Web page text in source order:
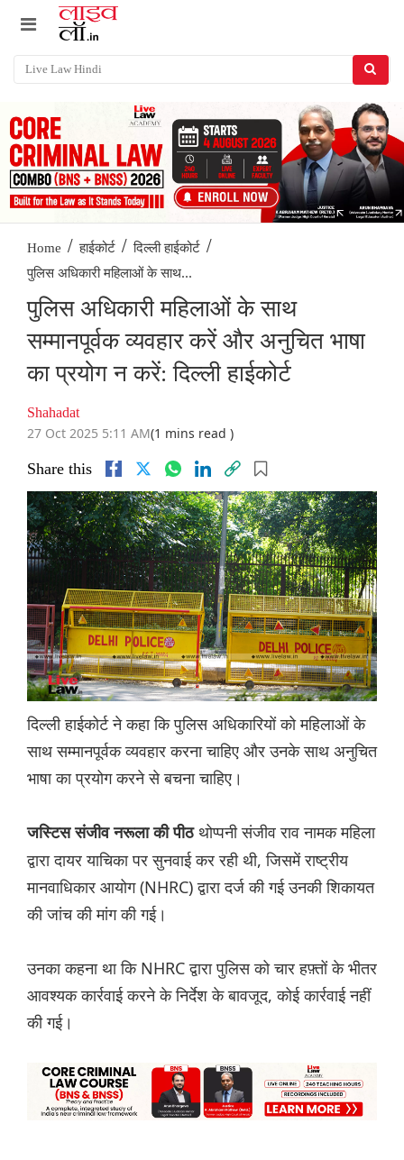
Home / हाईकोर्ट / दिल्ली हाईकोर्ट /
पुलिस अधिकारी महिलाओं के साथ...
पुलिस अधिकारी महिलाओं के साथ
सम्मानपूर्वक व्यवहार करें और अनुचित भाषा
का प्रयोग न करें: दिल्ली हाईकोर्ट
Shahadat
27 Oct 2025 5:11 AM(1 mins read )
Share this
दिल्ली हाईकोर्ट ने कहा कि पुलिस अधिकारियों को महिलाओं के
साथ सम्मानपूर्वक व्यवहार करना चाहिए और उनके साथ अनुचित
भाषा का प्रयोग करने से बचना चाहिए।
जस्टिस संजीव नरूला की पीठ थोप्पनी संजीव राव नामक महिला
द्वारा दायर याचिका पर सुनवाई कर रही थी, जिसमें राष्ट्रीय
मानवाधिकार आयोग (NHRC) द्वारा दर्ज की गई उनकी शिकायत
की जांच की मांग की गई।
उनका कहना था कि NHRC द्वारा पुलिस को चार हफ़्तों के भीतर
आवश्यक कार्रवाई करने के निर्देश के बावजूद, कोई कार्रवाई नहीं
की गई।